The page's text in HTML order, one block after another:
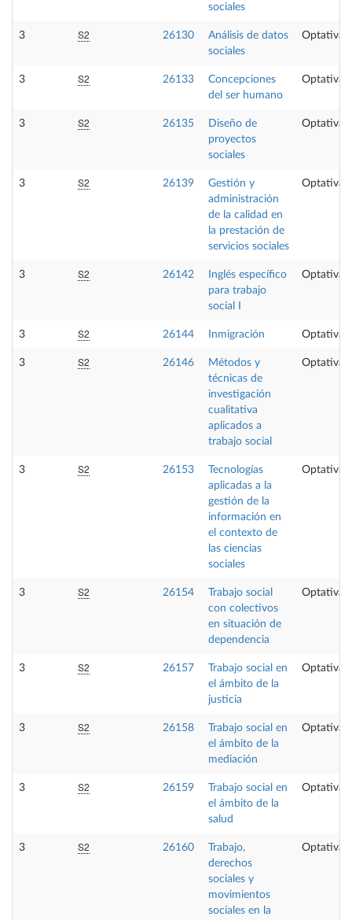
sociales
3 S2 26130
Análisis de datos
sociales
Optativa
3 S2 26133
Concepciones
del ser humano
Optativa
3 S2 26135
Diseño de
proyectos
sociales
Optativa
3 S2 26139
Gestión y
administración
de la calidad en
la prestación de
servicios sociales
Optativa
3 S2 26142
Inglés específico
para trabajo
social I
Optativa
3 S2 26144 Inmigración Optativa
3 S2 26146
Métodos y
técnicas de
investigación
cualitativa
aplicados a
trabajo social
Optativa
3 S2 26153
Tecnologías
aplicadas a la
gestión de la
información en
el contexto de
las ciencias
sociales
Optativa
3 S2 26154
Trabajo social
con colectivos
en situación de
dependencia
Optativa
3 S2 26157
Trabajo social en
el ámbito de la
justicia
Optativa
3 S2 26158
Trabajo social en
el ámbito de la
mediación
Optativa
3 S2 26159
Trabajo social en
el ámbito de la
salud
Optativa
3 S2 26160
Trabajo,
derechos
sociales y
movimientos
sociales en la
Optativa